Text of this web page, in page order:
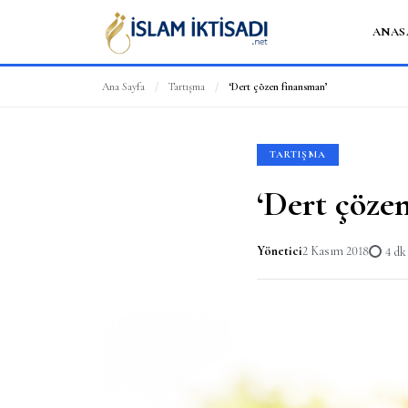
Ana Sayfa / Tartışma / ‘Dert çözen finansman’
TARTIŞMA
‘Dert
Yönetici2 Kasım 2018 4